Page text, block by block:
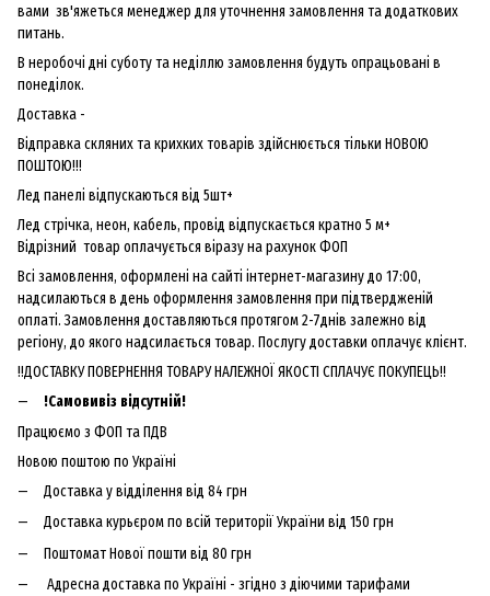
вами зв'яжеться менеджер для уточнення замовлення та додаткових
питань.
В неробочі дні суботу та неділлю замовлення будуть опрацьовані в
понеділок.
Доставка -
Відправка скляних та крихких товарів здійснюється тільки НОВОЮ
ПОШТОЮ!!!
Лед панелі відпускаються від 5шт+
Лед стрічка, неон, кабель, провід відпускається кратно 5 м+
Відрізний товар оплачується віразу на рахунок ФОП
Всі замовлення, оформлені на сайті інтернет-магазину до 17:00,
надсилаються в день оформлення замовлення при підтвердженій
оплаті. Замовлення доставляються протягом 2-7днів залежно від
регіону, до якого надсилається товар. Послугу доставки оплачує клієнт.
!!ДОСТАВКУ ПОВЕРНЕННЯ ТОВАРУ НАЛЕЖНОЇ ЯКОСТІ СПЛАЧУЄ ПОКУПЕЦЬ!!
!Самовивіз відсутній!
Працюємо з ФОП та ПДВ
Новою поштою по Україні
Доставка у відділення від 84 грн
Доставка курьєром по всій території України від 150 грн
Поштомат Нової пошти від 80 грн
Адресна доставка по Україні - згідно з діючими тарифами